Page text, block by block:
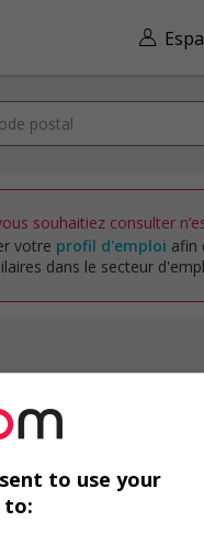
souhaitiez consulter
votre profil d'emploi afin
dans le secteur
Commerce / Offres de
diverses
to use your
to: